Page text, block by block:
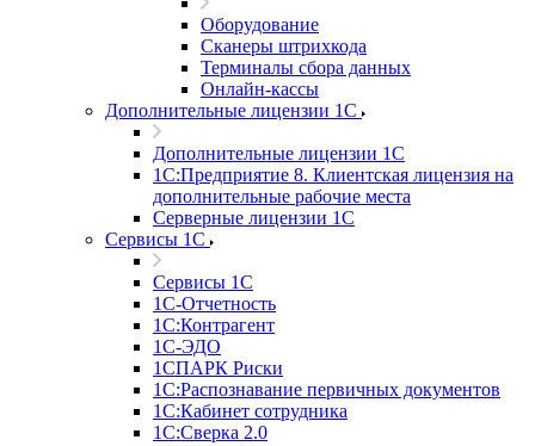
Оборудование
Сканеры штрихкода
Терминалы сбора данных
Онлайн-кассы
Дополнительные лицензии 1С
Дополнительные лицензии 1С
1С:Предприятие 8. Клиентская лицензия на
дополнительные рабочие места
Серверные лицензии 1С
Сервисы 1С
Сервисы 1С
1С-Отчетность
1С:Контрагент
1С-ЭДО
1СПАРК Риски
1С:Распознавание первичных документов
1С:Кабинет сотрудника
1С:Сверка 2.0